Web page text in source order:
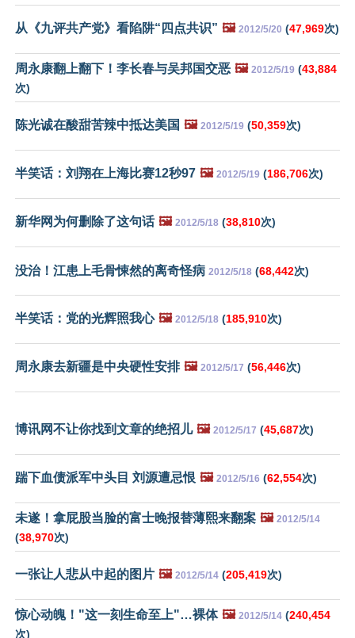
从《九评共产党》看陷阱“四点共识” 🖼️ 2012/5/20 (47,969次)
周永康翻上翻下！李长春与吴邦国交恶 🖼️ 2012/5/19 (43,884
次)
陈光诚在酸甜苦辣中抵达美国 🖼️ 2012/5/19 (50,359次)
半笑话：刘翔在上海比赛12秒97 🖼️ 2012/5/19 (186,706次)
新华网为何删除了这句话 🖼️ 2012/5/18 (38,810次)
没治！江患上毛骨悚然的离奇怪病 2012/5/18 (68,442次)
半笑话：党的光辉照我心 🖼️ 2012/5/18 (185,910次)
周永康去新疆是中央硬性安排 🖼️ 2012/5/17 (56,446次)
博讯网不让你找到文章的绝招儿 🖼️ 2012/5/17 (45,687次)
踹下血债派军中头目 刘源遭忌恨 🖼️ 2012/5/16 (62,554次)
未遂！拿屁股当脸的富士晚报替薄熙来翻案 🖼️ 2012/5/14
(38,970次)
一张让人悲从中起的图片 🖼️ 2012/5/14 (205,419次)
惊心动魄！"这一刻生命至上"…裸体 🖼️ 2012/5/14 (240,454
次)